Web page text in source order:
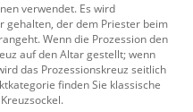
verwendet. Es wird
gehalten, der dem Priester beim
Wenn die Prozession den
auf den Altar gestellt; wenn
das Prozessionskreuz seitlich
finden Sie klassische